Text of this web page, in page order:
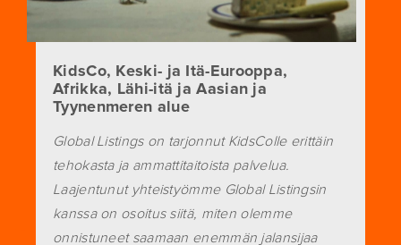
KidsCo, Keski- ja Itä-Eurooppa,
Afrikka, Lähi-itä ja Aasian ja
Tyynenmeren alue
Global Listings on tarjonnut KidsColle erittäin
tehokasta ja ammattitaitoista palvelua.
Laajentunut yhteistyömme Global Listingsin
kanssa on osoitus siitä, miten olemme
onnistuneet saamaan enemmän jalansijaa